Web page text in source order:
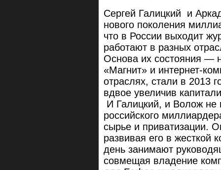
Сергей Галицкий и
нового поколения
что в России выходит
работают в разных
Основа их состояния —
«Магнит» и интернет-
отраслях, стали в 2013
вдвое увеличив
И Галицкий, и Волож не
российского
сырье и приватизации.
развивая его в жесткой
день занимают
совмещая владение